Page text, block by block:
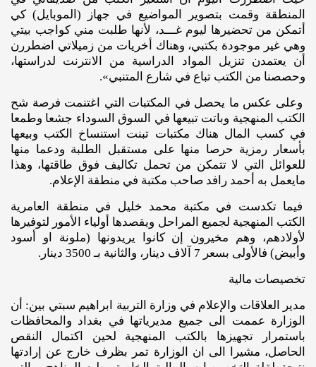
المنطقة وقمت بتصوير المواضيع في جهاز (الموبايل) كي
أتمكن من تحضيرها ليوم غـــد، لأنها طلبت مني كواجب بيتي
وهي غير موجودة بكتبي، وهناك أخريات من زميلاتي اضطررن
أن يعتمدن تنزيل المواد الدراسية من الانترنت لدراستها،
وحصصنا من الكتب تباع في شارع المتنبي».
وعلى عكس ما يحصل في المكتبات التي اغتنمت فرصة شح
الكتب المنهجية وباتت تبيعها في السوق السوداء جشعا وطمعا
في كسب المال هناك مكتبات تبنت استنساخ الكتب وبيعها
بأسعار رمزية حرصا منها على مستقبل الطلبة ودعما منها
للعوائل التي لا تتمكن من تحمل تكاليف فوق طاقتها، وهذا
مايعمل به أحمد رافد صاحب مكتبة في منطقة الإعلام.
فيما تكدست في مكتبة محمد خليل في منطقة العامرية
الكتب المنهجية لجميع المراحل ويقصدها أولياء الأمور لتوفيرها
لأولادهم، وهم مخيرون إن كانوا يريدونها (ملونة او أسود
وأبيض) فالأولى بسعر 7 آلاف دينار، والثانية بـ 3500 دينار.
تخصيصات مالية
مدير العلاقات والإعلام في وزارة التربية ابراهيم سبتي بين: أن
الوزارة عممت الى جميع مديرياتها في بغداد والمحافظات
باستمرار تجهيزها بالكتب المنهجية لحين اكتمال النقص
الحاصل، مشيرا الى ان الوزارة تمر بظرف خارج عن إرادتها